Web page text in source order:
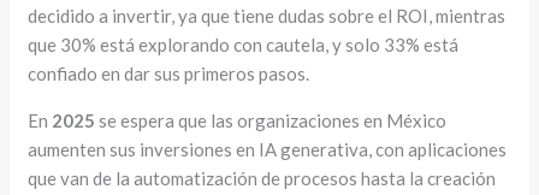
decidido a invertir, ya que tiene dudas sobre el ROI, mientras
que 30% está explorando con cautela, y solo 33% está
confiado en dar sus primeros pasos.
En 2025 se espera que las organizaciones en México
aumenten sus inversiones en IA generativa, con aplicaciones
que van de la automatización de procesos hasta la creación